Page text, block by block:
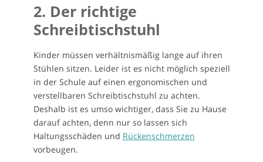
2. Der richtige
Schreibtischstuhl
Kinder müssen verhältnismäßig lange auf ihren
Stühlen sitzen. Leider ist es nicht möglich speziell
in der Schule auf einen ergonomischen und
verstellbaren Schreibtischstuhl zu achten.
Deshalb ist es umso wichtiger, dass Sie zu Hause
darauf achten, denn nur so lassen sich
Haltungsschäden und Rückenschmerzen
vorbeugen.